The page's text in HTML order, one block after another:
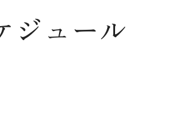
マップ
ョップ
ジュール